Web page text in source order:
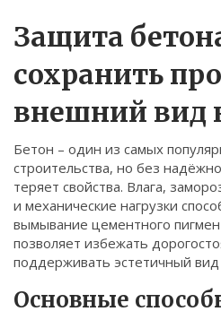
Меню
О нас
Условия использования
Политика
ФЗ-152
Связаться
© 2026. Все права защищены.
Защита
сохранить
внешний вид
Бетон – один из самых
строительства, но без
теряет свойства. Влага,
и механические нагрузки
вымывание цементного
позволяет избежать
поддерживать эстетичный вид
Основные